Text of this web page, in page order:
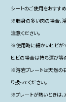
シートのご使用をおすすめ
※脂身の多い肉の場合、
注意ください。
※使用時に細かいヒビが
ヒビの場合は持ち運び等
※溶岩プレートは天然の
り扱ってください。
※プレートが熱いときは